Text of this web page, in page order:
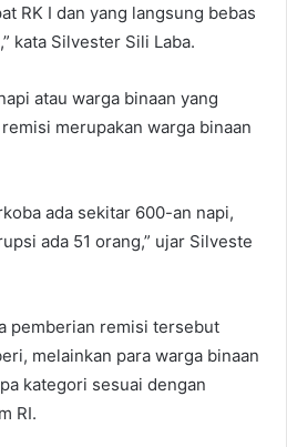
RK I dan yang langsung bebas
kata Silvester Sili Laba.
atau warga binaan yang
merupakan warga binaan
ada sekitar 600-an napi,
ada 51 orang,” ujar Silveste
pemberian remisi tersebut
melainkan para warga binaan
kategori sesuai dengan
RI.